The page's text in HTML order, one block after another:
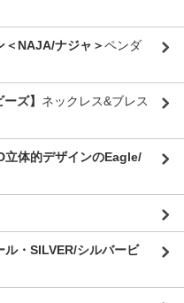
＜NAJA/ナジャ＞ペンダ
ズ】 ネックレス&ブレス
立体的デザインのEagle/
・SILVER/シルバービ